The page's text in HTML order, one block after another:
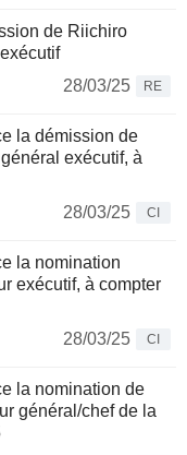
de Riichiro
28/03/25
RE
la démission de
exécutif, à
28/03/25
CI
la nomination
exécutif, à compter
28/03/25
CI
la nomination de
général/chef de la